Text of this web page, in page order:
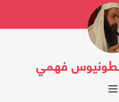
فهمي
Toggle navigation